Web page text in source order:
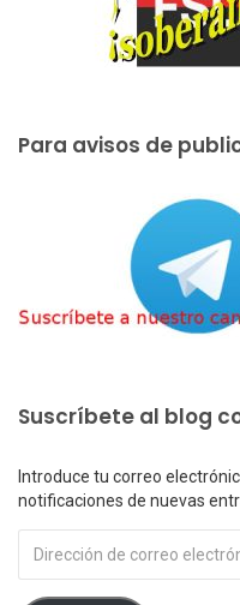
Para avisos de
Suscríbete al blog
Introduce tu correo
notificaciones de nuevas
de
correo